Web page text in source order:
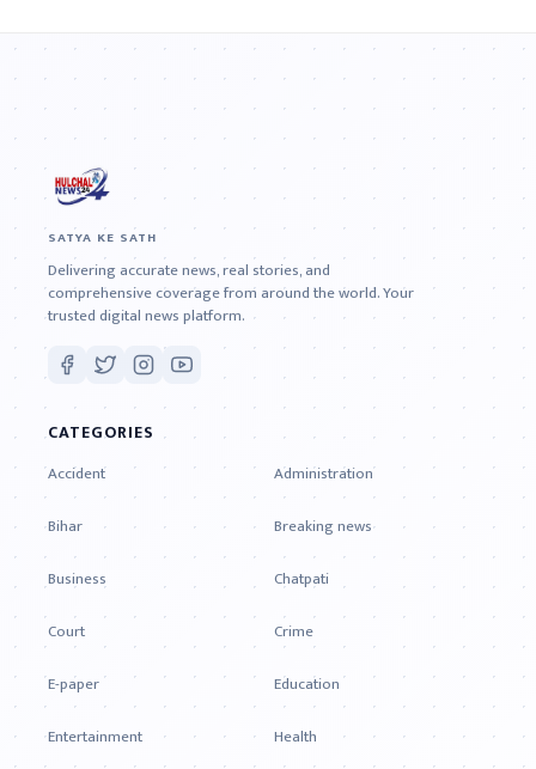
SATYA KE SATH
Delivering accurate news, real stories, and
comprehensive coverage from around the world. Your
trusted digital news platform.
CATEGORIES
Accident
Administration
Bihar
Breaking news
Business
Chatpati
Court
Crime
E-paper
Education
Entertainment
Health